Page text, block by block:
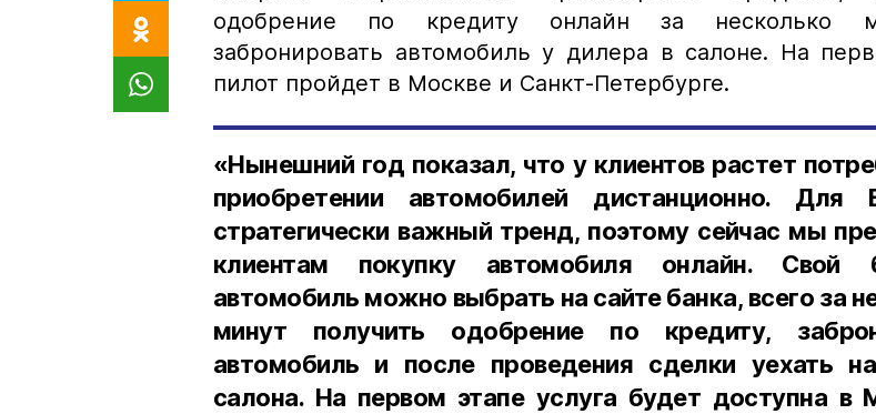
одобрение по кредиту онлайн за несколько
забронировать автомобиль у дилера в салоне. На
пилот пройдет в Москве и Санкт-Петербурге.
«Нынешний год показал, что у клиентов растет
приобретении автомобилей дистанционно. Для
стратегически важный тренд, поэтому сейчас мы
клиентам покупку автомобиля онлайн. Свой
автомобиль можно выбрать на сайте банка, всего за
минут получить одобрение по кредиту,
автомобиль и после проведения сделки уехать
салона. На первом этапе услуга будет доступна в